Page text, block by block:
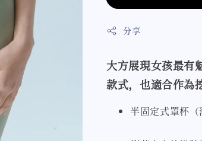
分享
大方展現女孩最有
款式，也適合作為
半固定式罩杯